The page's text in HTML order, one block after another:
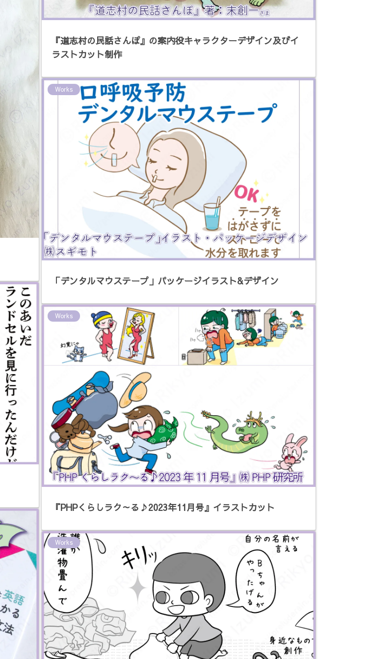
『道志村の民話さんぽ』の案内役キャラクターデザイン及びイ
ラストカット制作
Works
「デンタルマウステープ」パッケージイラスト&デザイン
Works
『PHPくらしラク～る♪2023年11月号』イラストカット
Works